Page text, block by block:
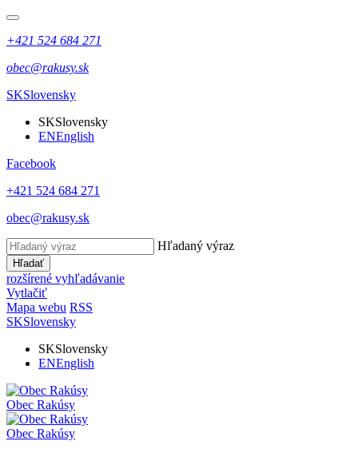
+421 524 684 271
obec@rakusy.sk
SKSlovensky
SKSlovensky
ENEnglish
Facebook
+421 524 684 271
obec@rakusy.sk
Hľadaný výraz
Hľadať
rozšírené vyhľadávanie
Vytlačiť
Mapa webu RSS
SKSlovensky
SKSlovensky
ENEnglish
Obec Rakúsy
Obec Rakúsy